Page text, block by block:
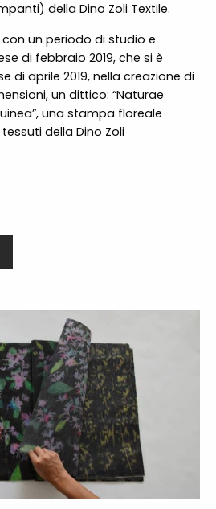
della Dino Zoli Textile.
un periodo di studio e
di febbraio 2019, che si è
di aprile 2019, nella creazione di
un dittico: “Naturae
una stampa floreale
della Dino Zoli